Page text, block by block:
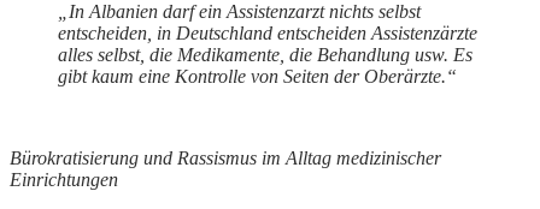
„In Albanien darf ein Assistenzarzt nichts selbst
entscheiden, in Deutschland entscheiden Assistenzärzte
alles selbst, die Medikamente, die Behandlung usw. Es
gibt kaum eine Kontrolle von Seiten der Oberärzte.“
Bürokratisierung und Rassismus im Alltag medizinischer
Einrichtungen